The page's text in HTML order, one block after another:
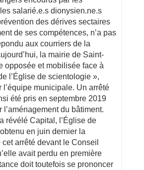
salarié.e.s dionysien.ne.s
des dérives sectaires
de ses compétences, n’a pas
aux courriers de la
la mairie de Saint-
opposée et mobilisée face à
l’Église de scientologie »,
l’équipe municipale. Un arrêté
été pris en septembre 2019
l’aménagement du bâtiment.
révélé Capital, l’Église de
en juin dernier la
arrêté devant le Conseil
avait perdu en première
doit toutefois se prononcer